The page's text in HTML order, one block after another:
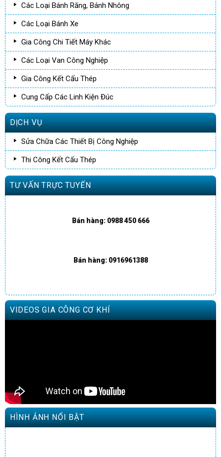
Các Loại Bánh Răng, Bánh Nhông
Các Loại Bánh Xe
Gia Công Chi Tiết Máy Khác
Các Loại Van Công Nghiệp
Gia Công Kết Cấu Thép
Cung Cấp Các Linh Kiện Đúc
DỊCH VỤ
Sửa Chữa Các Thiết Bị Công Nghiệp
Thi Công Kết Cấu Thép
TƯ VẤN TRỰC TUYẾN
Bán hàng: 0988 450 666
Bán hàng: 0916961388
VIDEOS GIA CÔNG CƠ KHÍ
HÌNH ẢNH NỔI BẬT